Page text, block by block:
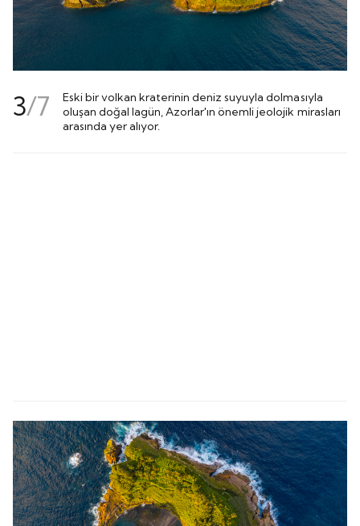
3/7
Eski bir volkan kraterinin deniz suyuyla dolmasıyla
oluşan doğal lagün, Azorlar'ın önemli jeolojik mirasları
arasında yer alıyor.